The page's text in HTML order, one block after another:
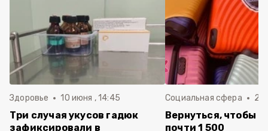
Здоровье 10 июня , 14:45
Три случая укусов гадюк
зафиксировали в
Социальная сфера 20
Вернуться, чтобы
почти 1 500